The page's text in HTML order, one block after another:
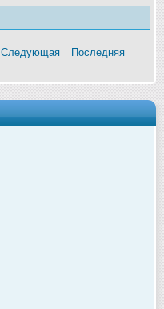
Следующая Последняя